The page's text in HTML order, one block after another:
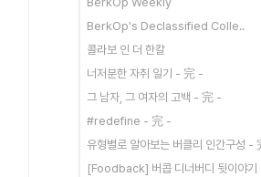
BerkOp's Declassified Colle..
콜라보 인 더 한칼
너저분한 자취 일기 - 完 -
그 남자, 그 여자의 고백 - 完 -
#redefine - 完 -
유형별로 알아보는 버클리 인간구성 -
[Foodback] 버콥 디너버디 뒷이야